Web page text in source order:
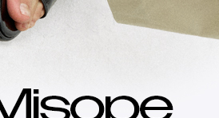
쇼핑 계속하기